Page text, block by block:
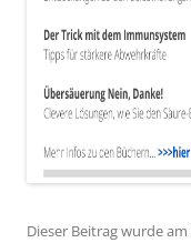
Dieser Beitrag wurde am